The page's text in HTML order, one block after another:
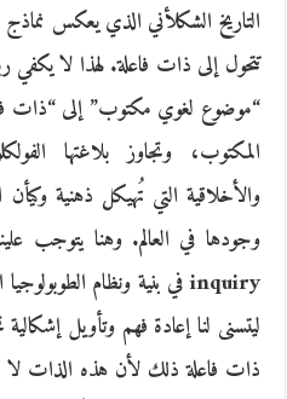
التاريخ الشكلأني الذي يعكس نماذج
تتحول إلى ذات فاعلة. لهذا لا يكفي
“موضوع لغوي مكتوب” إلى “ذات
المكتوب، وتجاوز بلاغتها
والأخلاقية التي تُهيكل ذهنية
وجودها في العالم. وهنا يتوجب
ليتسنى لنا إعادة فهم وتأويل
ذات فاعلة ذلك لأن هذه الذات